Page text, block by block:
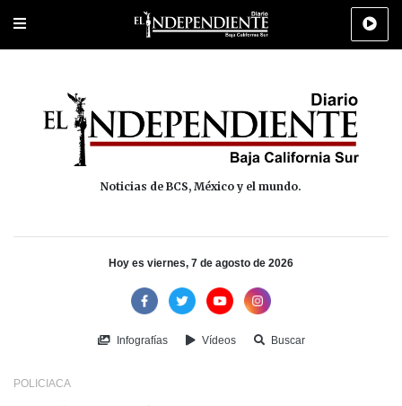
Portada Los Cabos Policiaca Deportes Cultura
Noticias de BCS, México y el mundo.
Hoy es viernes, 7 de agosto de 2026
Infografías Vídeos Buscar
POLICIACA